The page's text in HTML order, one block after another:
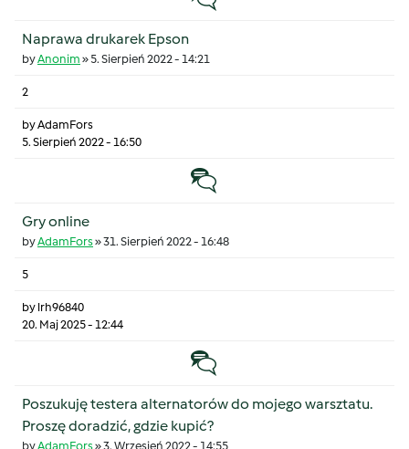
Naprawa drukarek Epson
byAnonim » 5. Sierpień 2022 - 14:21
2
byAdamFors
5. Sierpień 2022 - 16:50
Temat zwyczajny
Gry online
byAdamFors»31. Sierpień 2022 - 16:48
5
by lrh96840
20. Maj 2025 - 12:44
Temat zwyczajny
Poszukuję testera alternatorów do mojego warsztatu.
Proszę doradzić, gdzie kupić?
byAdamFors»3. Wrzesień 2022 - 14:55